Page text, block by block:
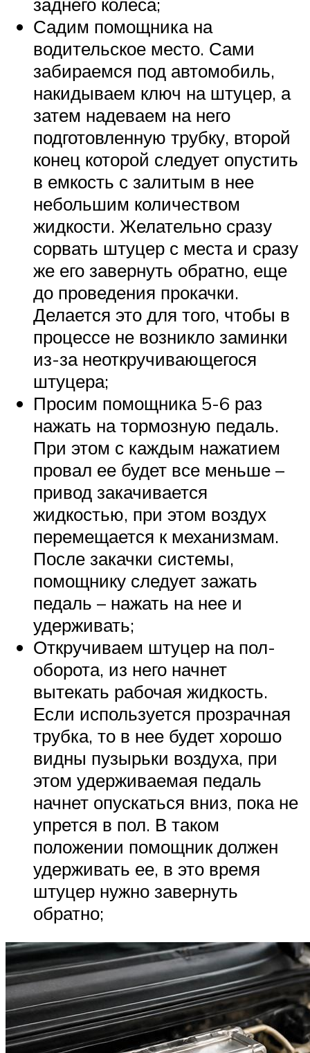
Садим помощника на
водительское место. Сами
забираемся под автомобиль,
накидываем ключ на штуцер, а
затем надеваем на него
подготовленную трубку, второй
конец которой следует опустить
в емкость с залитым в нее
небольшим количеством
жидкости. Желательно сразу
сорвать штуцер с места и сразу
же его завернуть обратно, еще
до проведения прокачки.
Делается это для того, чтобы в
процессе не возникло заминки
из-за неоткручивающегося
штуцера;
Просим помощника 5-6 раз
нажать на тормозную педаль.
При этом с каждым нажатием
провал ее будет все меньше –
привод закачивается
жидкостью, при этом воздух
перемещается к механизмам.
После закачки системы,
помощнику следует зажать
педаль – нажать на нее и
удерживать;
Откручиваем штуцер на пол-
оборота, из него начнет
вытекать рабочая жидкость.
Если используется прозрачная
трубка, то в нее будет хорошо
видны пузырьки воздуха, при
этом удерживаемая педаль
начнет опускаться вниз, пока не
упрется в пол. В таком
положении помощник должен
удерживать ее, в это время
штуцер нужно завернуть
обратно;